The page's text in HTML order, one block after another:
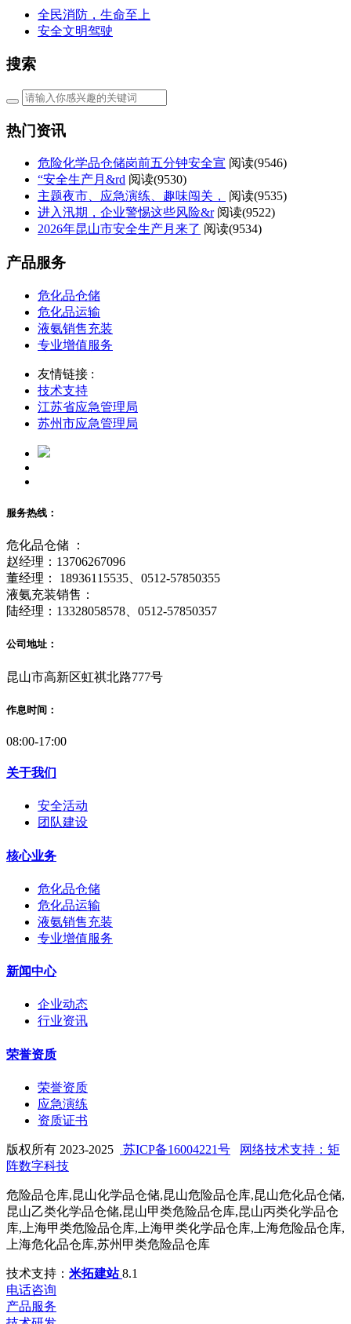
全民消防，生命至上
安全文明驾驶
搜索
热门资讯
危险化学品仓储岗前五分钟安全宣 阅读(9546)
“安全生产月&rd 阅读(9530)
主题夜市、应急演练、趣味闯关，
阅读(9535)
进入汛期，企业警惕这些风险&r 阅读(9522)
2026年昆山市安全生产月来了 阅读(9534)
产品服务
危化品仓储
危化品运输
液氨销售充装
专业增值服务
友情链接 :
技术支持
江苏省应急管理局
苏州市应急管理局
服务热线：
危化品仓储 ：
赵经理：13706267096
董经理： 18936115535、0512-57850355
液氨充装销售：
陆经理：13328058578、0512-57850357
公司地址：
昆山市高新区虹祺北路777号
作息时间：
08:00-17:00
关于我们
安全活动
团队建设
核心业务
危化品仓储
危化品运输
液氨销售充装
专业增值服务
新闻中心
企业动态
行业资讯
荣誉资质
荣誉资质
应急演练
资质证书
版权所有 2023-2025 苏ICP备16004221号
网络技术支持：矩
阵数字科技
危险品仓库,昆山化学品仓储,昆山危险品仓库,昆山危化品仓储,
昆山乙类化学品仓储,昆山甲类危险品仓库,昆山丙类化学品仓
库,上海甲类危险品仓库,上海甲类化学品仓库,上海危险品仓库,
上海危化品仓库,苏州甲类危险品仓库
技术支持： 米拓建站8.1
电话咨询
产品服务